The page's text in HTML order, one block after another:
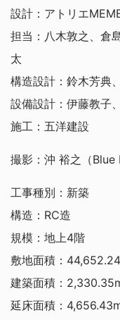
設計：アトリエ
担当：八木敦之、倉
太
構造設計：鈴木芳典
設備設計：伊藤教子
施工：五洋建設
撮影：沖 裕之（Blue
工事種別：新築
構造：RC造
規模：地上4階
敷地面積：
建築面積：
延床面積：